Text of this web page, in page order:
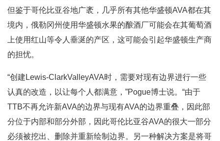
但鉴于哥伦比亚谷地广袤，几乎所有其他华盛顿AVA都在其
境内，俄勒冈州使用华盛顿水果的酿酒厂可能会在其葡萄酒
上使用红山等令人垂涎的产区，这可能会引起华盛顿生产商
的担忧。
“创建Lewis-ClarkValleyAVA时，需要对现有边界进行一些
认真的改造，以让每个人都满意，”Pogue博士说。“由于
TTB不再允许新AVA的边界与现有AVA的边界重叠，因此部
分位于内部和部分外部，因此哥伦比亚谷AVA的很大一部分
必须被挖出、删除并重新绘制边界。另一种解决方案是将哥